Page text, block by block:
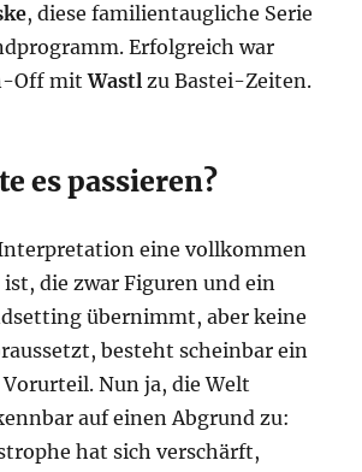
, diese familientaugliche Serie
Erfolgreich war
Off mitWastl zu Bastei-Zeiten.
es passieren?
eine vollkommen
die zwar Figuren und ein
übernimmt, aber keine
besteht scheinbar ein
Nun ja, die Welt
auf einen Abgrund zu:
hat sich verschärft,